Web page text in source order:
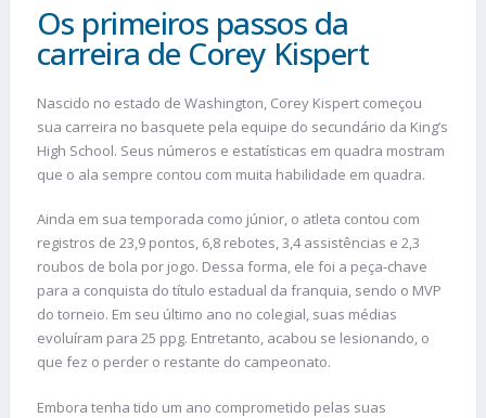
Os primeiros passos da
carreira de Corey Kispert
Nascido no estado de Washington, Corey Kispert começou
sua carreira no basquete pela equipe do secundário da King’s
High School. Seus números e estatísticas em quadra mostram
que o ala sempre contou com muita habilidade em quadra.
Ainda em sua temporada como júnior, o atleta contou com
registros de 23,9 pontos, 6,8 rebotes, 3,4 assistências e 2,3
roubos de bola por jogo. Dessa forma, ele foi a peça-chave
para a conquista do título estadual da franquia, sendo o MVP
do torneio. Em seu último ano no colegial, suas médias
evoluíram para 25 ppg. Entretanto, acabou se lesionando, o
que fez o perder o restante do campeonato.
Embora tenha tido um ano comprometido pelas suas